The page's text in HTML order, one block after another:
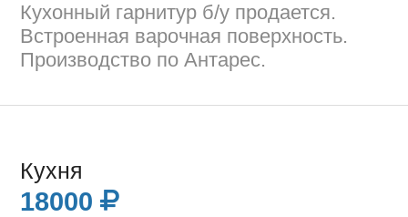
Кухонный гарнитур б/у продается.
Встроенная варочная поверхность.
Производство по Антарес.
Кухня
18000